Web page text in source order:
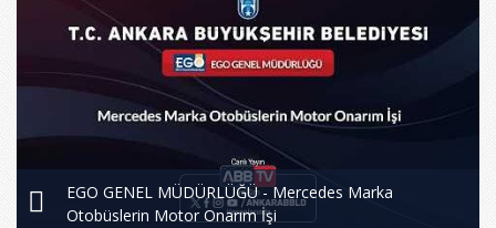
EGO GENEL MÜDÜRLÜĞÜ - Mercedes Marka
Otobüslerin Motor Onarım İşi